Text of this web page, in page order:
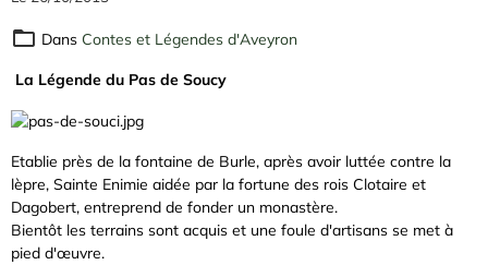
Dans Contes et Légendes d'Aveyron
La Légende du Pas de Soucy
Etablie près de la fontaine de Burle, après avoir luttée contre la
lèpre, Sainte Enimie aidée par la fortune des rois Clotaire et
Dagobert, entreprend de fonder un monastère.
Bientôt les terrains sont acquis et une foule d'artisans se met à
pied d'œuvre.